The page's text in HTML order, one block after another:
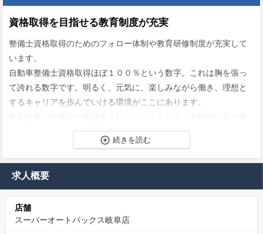
資格取得を目指せる教育制度が充実
整備士資格取得のためのフォロー体制や教育研修制度が充実して
います。
自動車整備士資格取得ほぼ１００％という数字。これは胸を張っ
て誇れる数字です。明るく、元気に、楽しみながら働き、理想と
するキャリアを歩んでいける環境がここにあります。
に詳しくない方でも安心してください。
求人概要
店舗
スーパーオートバックス岐阜店